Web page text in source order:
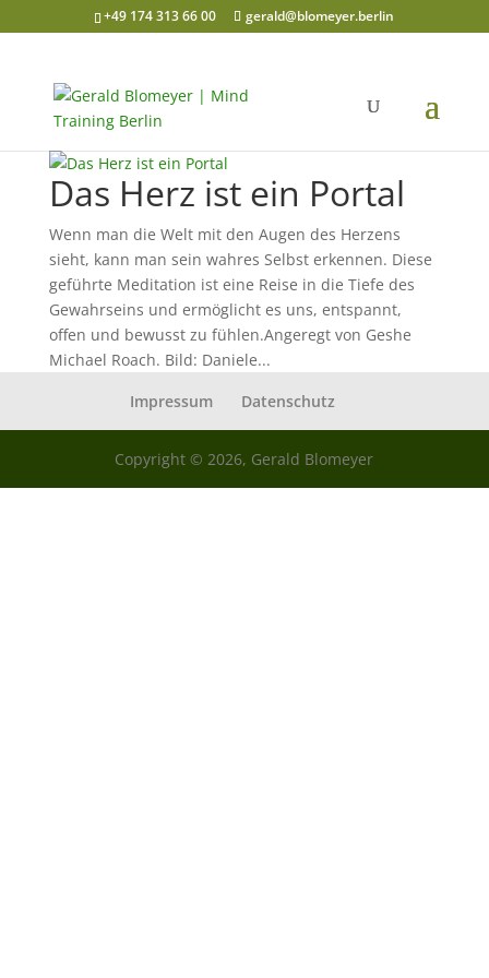
+49 174 313 66 00 gerald@blomeyer.berlin
Das Herz ist ein Portal
Wenn man die Welt mit den Augen des Herzens
sieht, kann man sein wahres Selbst erkennen. Diese
geführte Meditation ist eine Reise in die Tiefe des
Gewahrseins und ermöglicht es uns, entspannt,
offen und bewusst zu fühlen.Angeregt von Geshe
Michael Roach. Bild: Daniele...
Impressum
Datenschutz
Copyright © 2026, Gerald Blomeyer